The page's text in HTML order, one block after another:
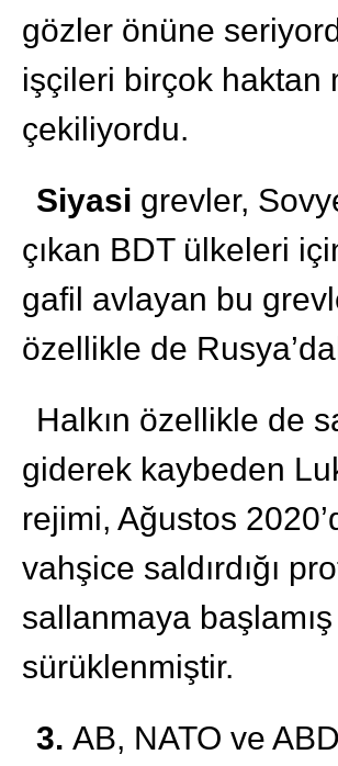
gözler önüne
işçileri birçok haktan
çekiliyordu.
Siyasi grevler,
çıkan BDT ülkeleri
gafil avlayan bu
özellikle de
Halkın özellikle de
giderek kaybeden
rejimi, Ağustos
vahşice saldırdığı
sallanmaya
sürüklenmiştir.
3. AB, NATO ve